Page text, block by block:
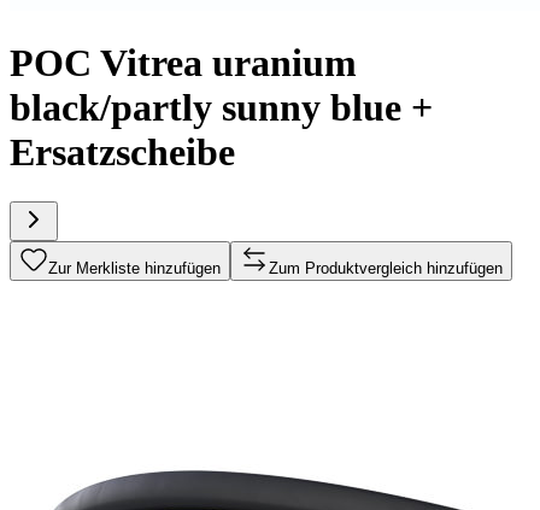
POC Vitrea uranium
black/partly sunny blue +
Ersatzscheibe
Zur Merkliste hinzufügen Zum Produktvergleich hinzufügen